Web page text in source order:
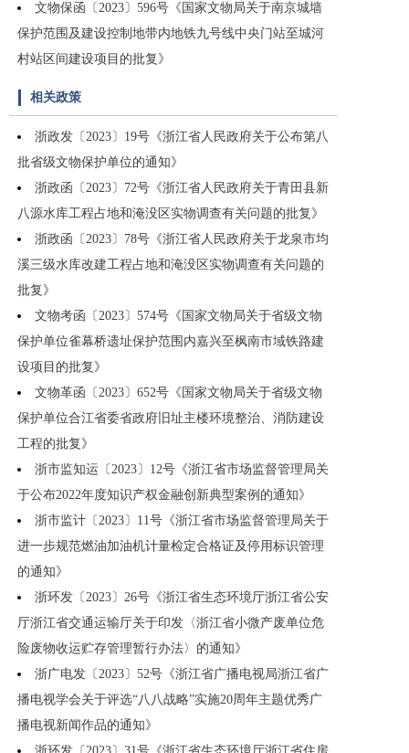
文物保函〔2023〕596号《国家文物局关于南京城墙
保护范围及建设控制地带内地铁九号线中央门站至城河
村站区间建设项目的批复》
相关政策
浙政发〔2023〕19号《浙江省人民政府关于公布第八
批省级文物保护单位的通知》
浙政函〔2023〕72号《浙江省人民政府关于青田县新
八源水库工程占地和淹没区实物调查有关问题的批复》
浙政函〔2023〕78号《浙江省人民政府关于龙泉市均
溪三级水库改建工程占地和淹没区实物调查有关问题的
批复》
文物考函〔2023〕574号《国家文物局关于省级文物
保护单位雀幕桥遗址保护范围内嘉兴至枫南市域铁路建
设项目的批复》
文物革函〔2023〕652号《国家文物局关于省级文物
保护单位合江省委省政府旧址主楼环境整治、消防建设
工程的批复》
浙市监知运〔2023〕12号《浙江省市场监督管理局关
于公布2022年度知识产权金融创新典型案例的通知》
浙市监计〔2023〕11号《浙江省市场监督管理局关于
进一步规范燃油加油机计量检定合格证及停用标识管理
的通知》
浙环发〔2023〕26号《浙江省生态环境厅浙江省公安
厅浙江省交通运输厅关于印发〈浙江省小微产废单位危
险废物收运贮存管理暂行办法〉的通知》
浙广电发〔2023〕52号《浙江省广播电视局浙江省广
播电视学会关于评选“八八战略”实施20周年主题优秀广
播电视新闻作品的通知》